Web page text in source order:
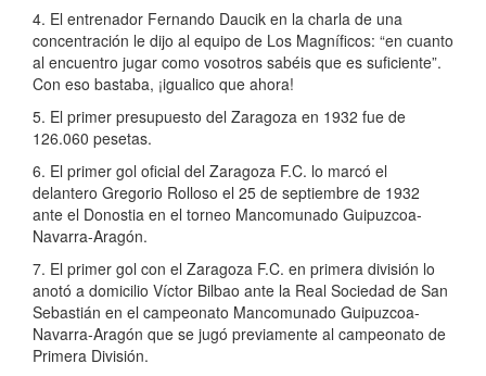
4. El entrenador Fernando Daucik en la charla de una
concentración le dijo al equipo de Los Magníficos: “en cuanto
al encuentro jugar como vosotros sabéis que es suficiente”.
Con eso bastaba, ¡igualico que ahora!
5. El primer presupuesto del Zaragoza en 1932 fue de
126.060 pesetas.
6. El primer gol oficial del Zaragoza F.C. lo marcó el
delantero Gregorio Rolloso el 25 de septiembre de 1932
ante el Donostia en el torneo Mancomunado Guipuzcoa-
Navarra-Aragón.
7. El primer gol con el Zaragoza F.C. en primera división lo
anotó a domicilio Víctor Bilbao ante la Real Sociedad de San
Sebastián en el campeonato Mancomunado Guipuzcoa-
Navarra-Aragón que se jugó previamente al campeonato de
Primera División.